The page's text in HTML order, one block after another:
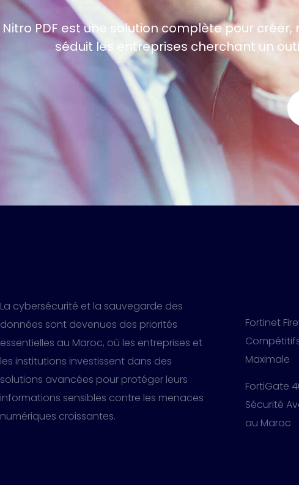
Nitro PDF est une solution complète pour
séduit les entreprises cherchant un
La cybersécurité et la sauvegarde des
données sont devenues des priorités
essentielles au Maroc, où les entreprises et
les institutions investissent dans des
solutions avancées pour protéger leurs
informations sensibles contre les menaces
numériques croissantes.
Fortinet
Maximale
FortiGate
Sécurité
au Maroc